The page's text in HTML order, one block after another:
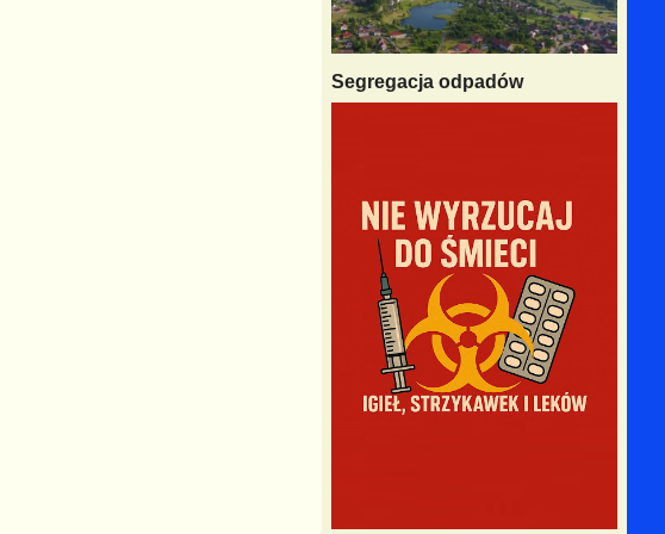
Segregacja odpadów